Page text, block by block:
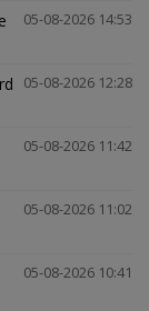
05-08-2026 14:53
05-08-2026 12:28
05-08-2026 11:42
05-08-2026 11:02
05-08-2026 10:41